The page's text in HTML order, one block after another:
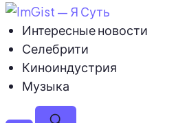
Интересные новости
Селебрити
Киноиндустрия
Музыка